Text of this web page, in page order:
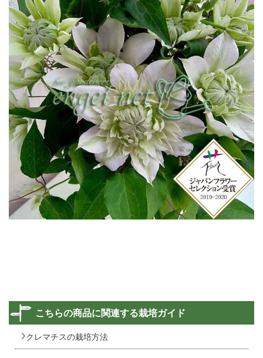
こちらの商品に関連する栽培ガイド
クレマチスの栽培方法